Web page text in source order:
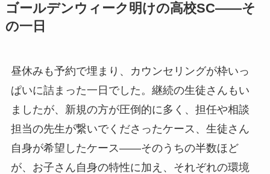
ゴールデンウィーク明けの高校SC——そ
の一日
昼休みも予約で埋まり、カウンセリングが枠いっ
ぱいに詰まった一日でした。継続の生徒さんもい
ましたが、新規の方が圧倒的に多く、担任や相談
担当の先生が繋いでくださったケース、生徒さん
自身が希望したケース——そのうちの半数ほど
が、お子さん自身の特性に加え、それぞれの環境